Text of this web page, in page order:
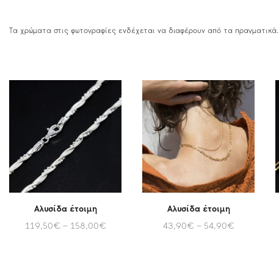
Τα χρώματα στις φωτογραφίες ενδέχεται να διαφέρουν από τα πραγματικά.
Αλυσίδα έτοιμη
119,50€ – 158,00€
Αλυσίδα έτοιμη
43,90€ – 54,90€